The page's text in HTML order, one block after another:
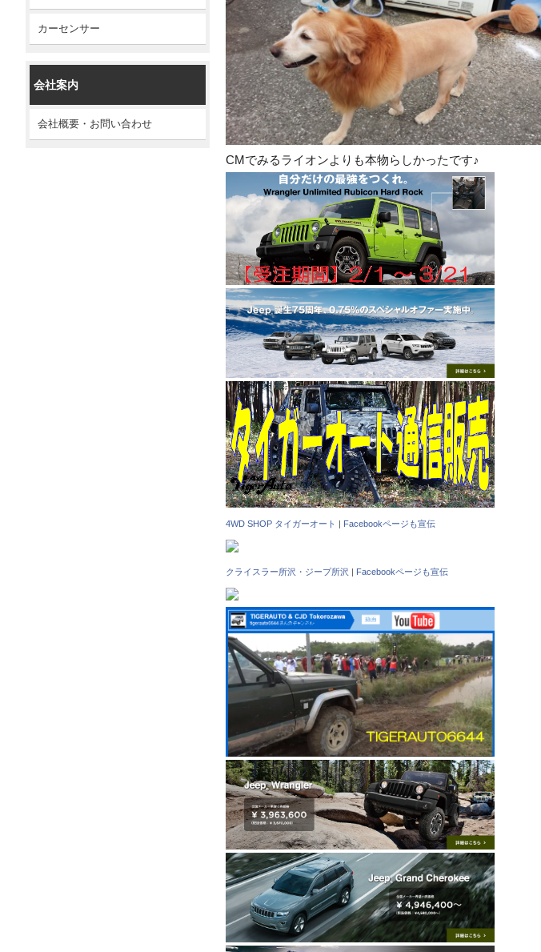
カーセンサー
会社案内
会社概要・お問い合わせ
CMでみるライオンよりも本物らしかったです♪
4WD SHOP タイガーオート | Facebookページも宣伝
クライスラー所沢・ジープ所沢 | Facebookページも宣伝